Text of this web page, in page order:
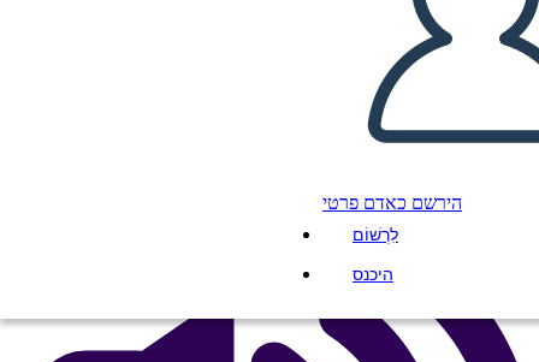
הירשם כאדם פרטי
לִרְשׁוֹם
היכנס